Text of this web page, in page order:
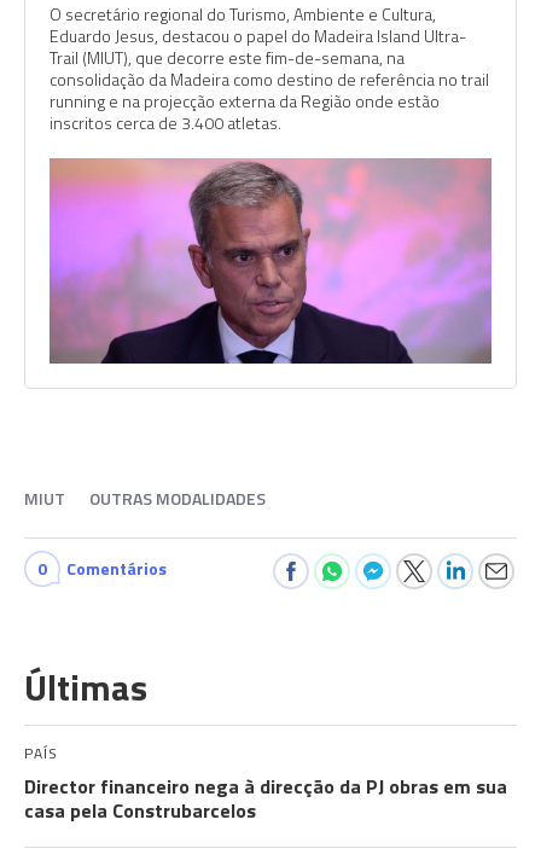
O secretário regional do Turismo, Ambiente e Cultura,
Eduardo Jesus, destacou o papel do Madeira Island Ultra-
Trail (MIUT), que decorre este fim-de-semana, na
consolidação da Madeira como destino de referência no trail
running e na projecção externa da Região onde estão
inscritos cerca de 3.400 atletas.
MIUT OUTRAS MODALIDADES
0 Comentários
Últimas
PAÍS
Director financeiro nega à direcção da PJ obras em sua
casa pela Construbarcelos